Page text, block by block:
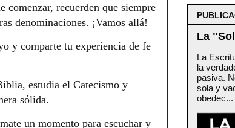
comenzar, recuerden que siempre
denominaciones. ¡Vamos allá!
y comparte tu experiencia de fe
estudia el Catecismo y
sólida.
un momento para escuchar y
La
La
la
pasiva.
sola y
obedec...